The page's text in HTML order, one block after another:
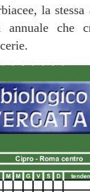
la stessa
che